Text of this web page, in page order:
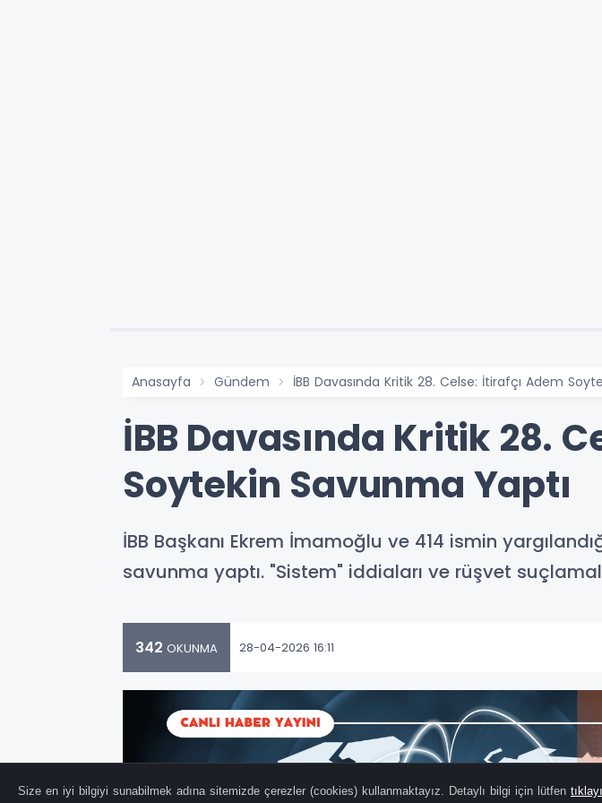
Anasayfa Gündem İBB Davasında Kritik 28. Celse: İtirafçı Adem
İBB Davasında Kritik 28.
Soytekin Savunma Yaptı
İBB Başkanı Ekrem İmamoğlu ve 414 ismin
savunma yaptı. "Sistem" iddiaları ve rüşvet
342 OKUNMA 28-04-2026 16:11
Size en iyi bilgiyi sunabilmek adına sitemizde çerezler (cookies) kullanmaktayız. Detaylı bilgi için lütfen